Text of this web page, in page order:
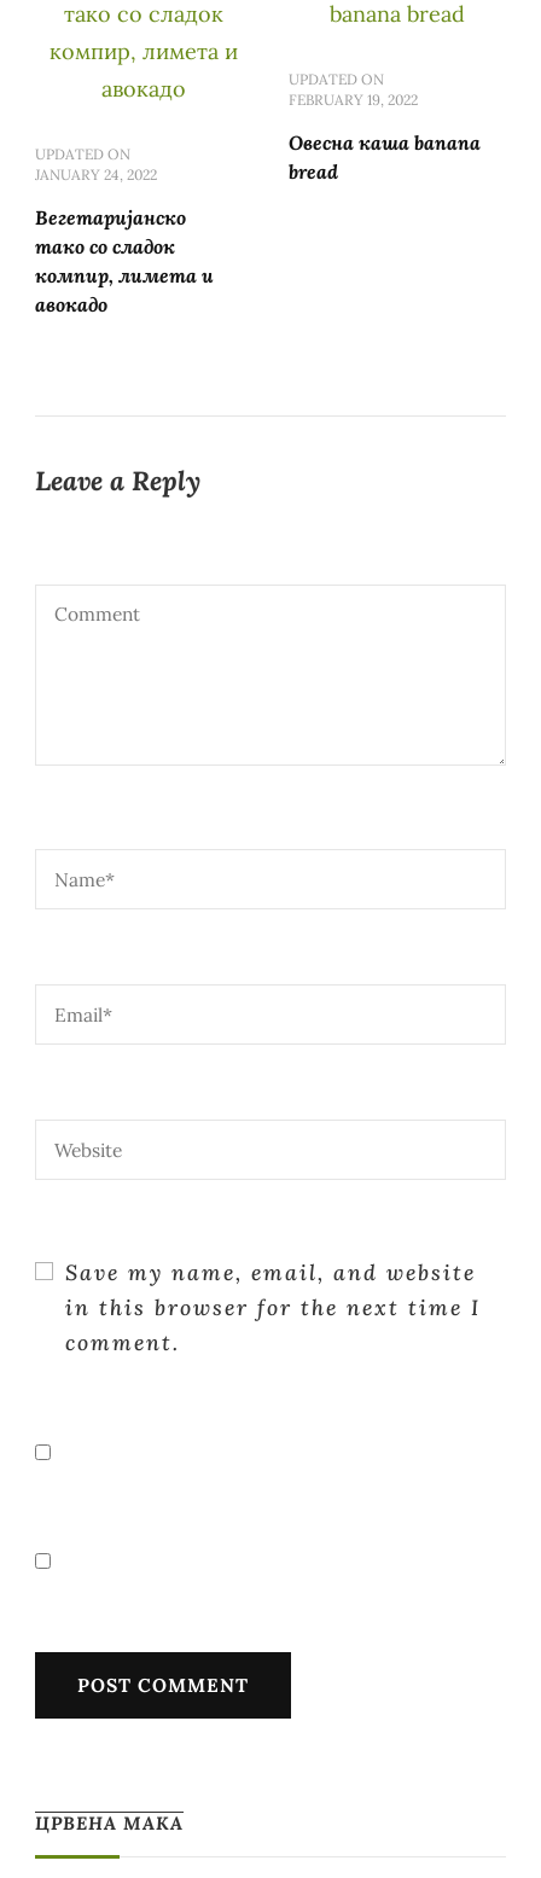
UPDATED ON
JANUARY 24, 2022
Вегетаријанско
тако со сладок
компир, лимета и
авокадо
UPDATED ON
FEBRUARY 19, 2022
Овесна каша banana
bread
Leave a Reply
Save my name, email, and website
in this browser for the next time I
comment.
ЦРВЕНА МАКА